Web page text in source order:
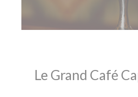
Le Grand Café